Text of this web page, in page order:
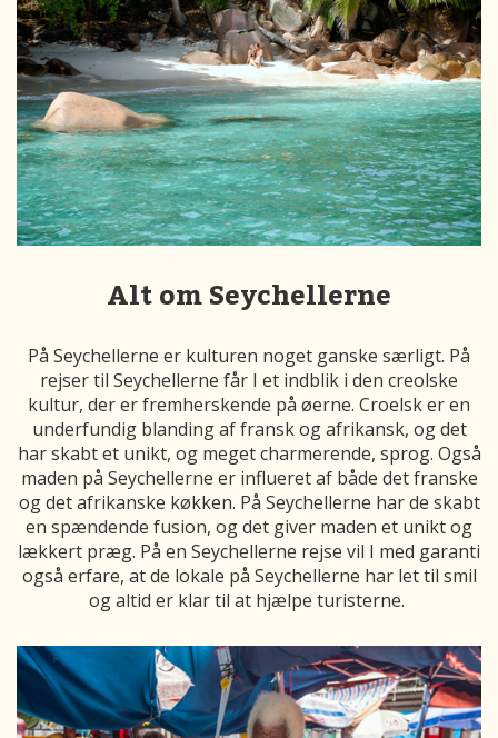
Alt om Seychellerne
På Seychellerne er kulturen noget ganske særligt. På
rejser til Seychellerne får I et indblik i den creolske
kultur, der er fremherskende på øerne. Croelsk er en
underfundig blanding af fransk og afrikansk, og det
har skabt et unikt, og meget charmerende, sprog. Også
maden på Seychellerne er influeret af både det franske
og det afrikanske køkken. På Seychellerne har de skabt
en spændende fusion, og det giver maden et unikt og
lækkert præg. På en Seychellerne rejse vil I med garanti
også erfare, at de lokale på Seychellerne har let til smil
og altid er klar til at hjælpe turisterne.